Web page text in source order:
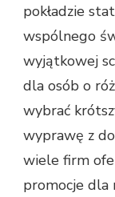
pokładzie
wspólnego
wyjątkowej
dla osób o
wybrać
wyprawę z
wiele firm
promocje dla